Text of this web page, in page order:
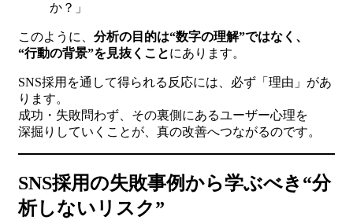
か？」
このように、 分析の目的は“数字の理解”ではなく、
“行動の背景”を見抜くことにあります。
SNS採用を通して得られる反応には、必ず「理由」があ
ります。
成功・失敗問わず、その裏側にあるユーザー心理を
深掘りしていくことが、真の改善へつながるのです。
SNS採用の失敗事例から学ぶべき“分
析しないリスク”